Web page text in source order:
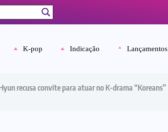
K-pop Indicação Lançamentos
recusa convite para atuar no K-drama “Koreans”